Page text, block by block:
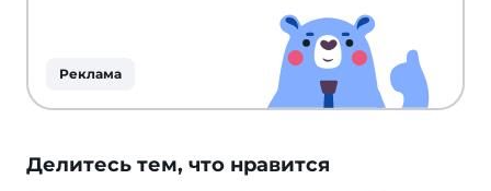
Реклама
Делитесь тем, что нравится